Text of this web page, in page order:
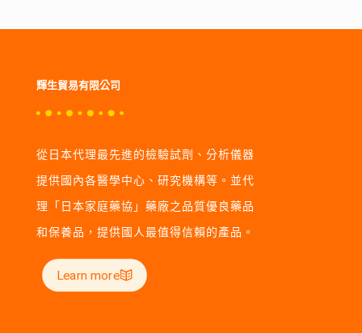
輝生貿易有限公司
從日本代理最先進的檢驗試劑、分析儀器
提供國內各醫學中心、研究機構等。並代
理「日本家庭藥協」藥廠之品質優良藥品
和保養品，提供國人最值得信賴的產品。
Learn more